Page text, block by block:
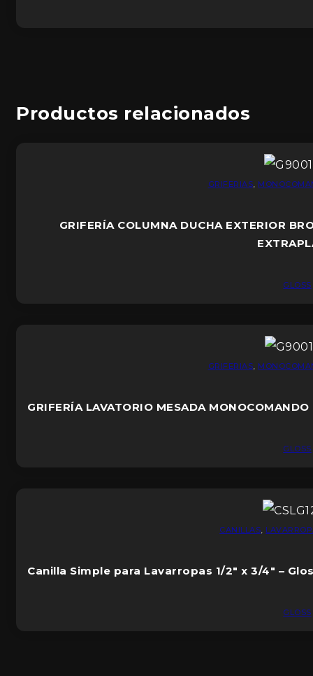
Productos relacionados
GRIFERIAS,
GRIFERÍA COLUMNA DUCHA EXTERIOR
GLOSS
GRIFERIAS,
GRIFERÍA LAVATORIO MESADA MONOCOMANDO
GLOSS
CANILLAS
Canilla Simple para Lavarropas 1/2″ x 3/4″ –
GLOSS